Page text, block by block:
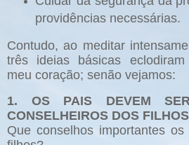
providências necessárias.
Contudo, ao meditar
três ideias básicas eclodiram
meu coração; senão vejamos:
1. OS PAIS DEVEM
CONSELHEIROS DOS
Que conselhos importantes